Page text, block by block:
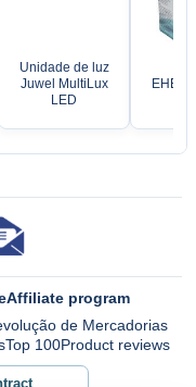
Unidade de luz
Juwel MultiLux
LED
Affiliate program
de Mercadorias
Top 100Product reviews